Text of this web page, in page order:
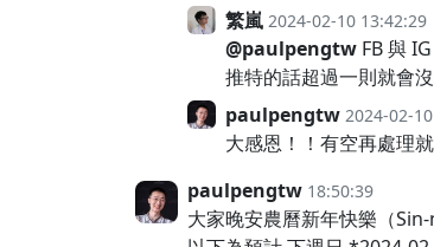
繁嵐 2024-02-10 13:42:29
@paulpengtw FB 與
推特的話超過一則就會
paulpengtw 2024-02-
大感恩！！有空再處理
paulpengtw 18:50:39
大家晚安農曆新年快樂（